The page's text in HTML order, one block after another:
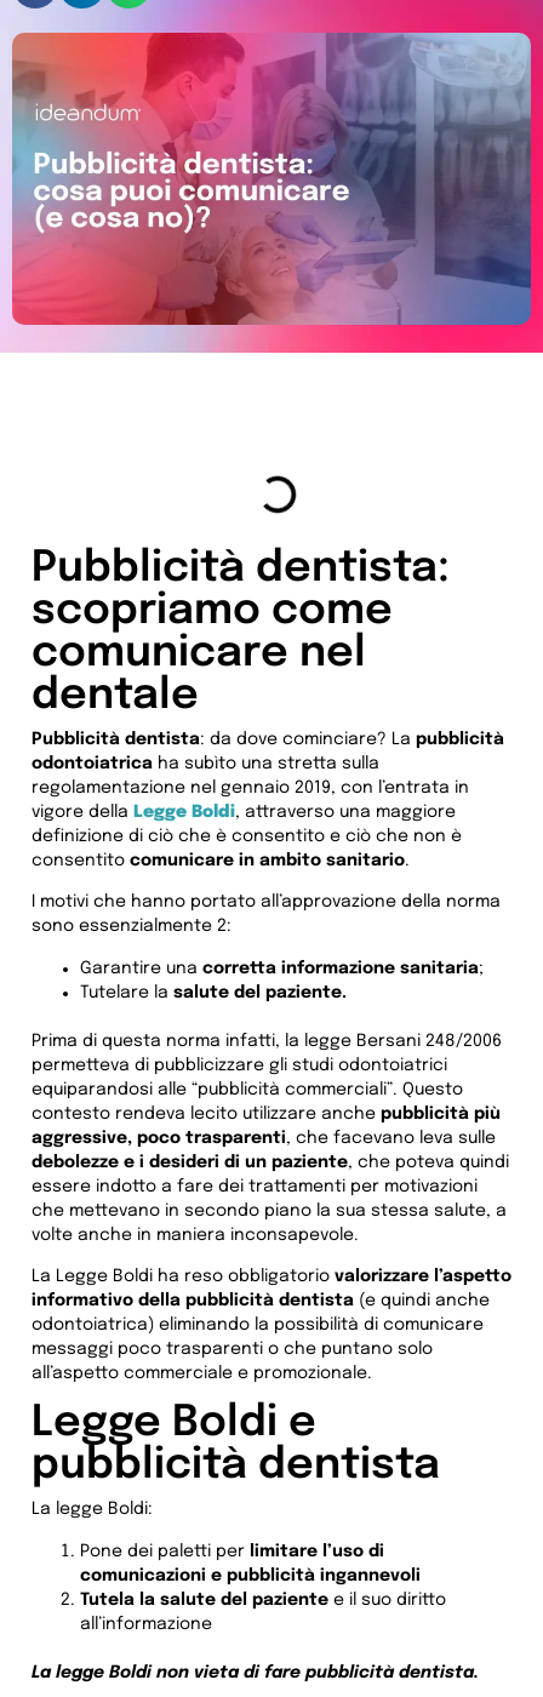
Pubblicità dentista:
scopriamo come
comunicare nel
dentale
Pubblicità dentista: da dove cominciare? La pubblicità
odontoiatrica ha subìto una stretta sulla
regolamentazione nel gennaio 2019, con l’entrata in
vigore della Legge Boldi, attraverso una maggiore
definizione di ciò che è consentito e ciò che non è
consentito comunicare in ambito sanitario.
I motivi che hanno portato all’approvazione della norma
sono essenzialmente 2:
Garantire una corretta informazione sanitaria;
Tutelare la salute del paziente.
Prima di questa norma infatti, la legge Bersani 248/2006
permetteva di pubblicizzare gli studi odontoiatrici
equiparandosi alle “pubblicità commerciali”. Questo
contesto rendeva lecito utilizzare anche pubblicità più
aggressive, poco trasparenti, che facevano leva sulle
debolezze e i desideri di un paziente, che poteva quindi
essere indotto a fare dei trattamenti per motivazioni
che mettevano in secondo piano la sua stessa salute, a
volte anche in maniera inconsapevole.
La Legge Boldi ha reso obbligatorio valorizzare l’aspetto
informativo della pubblicità dentista (e quindi anche
odontoiatrica) eliminando la possibilità di comunicare
messaggi poco trasparenti o che puntano solo
all’aspetto commerciale e promozionale.
Legge Boldi e
pubblicità dentista
La legge Boldi:
Pone dei paletti per limitare l’uso di
comunicazioni e pubblicità ingannevoli
Tutela la salute del paziente e il suo diritto
all’informazione
La legge Boldi non vieta di fare pubblicità dentista.